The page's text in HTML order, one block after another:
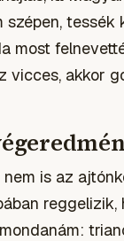
szépen, tessék
most
vicces, akkor
is az
reggelizik,